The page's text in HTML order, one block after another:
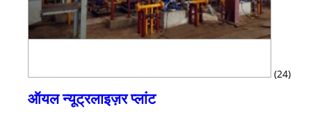
(24)
ऑयल न्यूट्रलाइज़र प्लांट